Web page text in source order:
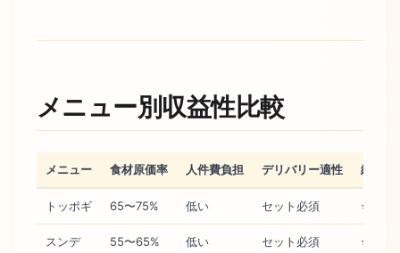
メニュー別収益性比較
メニュー 食材原価率 人件費負担 デリバリー適性 総合評
トッポギ 65〜75% 低い セット必須 ⭐⭐
スンデ 55〜65% 低い セット必須 ⭐⭐